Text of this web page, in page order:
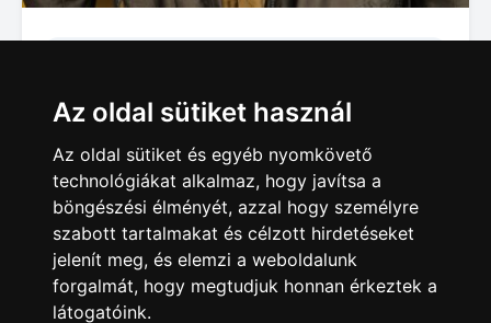
Az oldal sütiket használ
Az oldal sütiket és egyéb nyomkövető
technológiákat alkalmaz, hogy javítsa a
böngészési élményét, azzal hogy személyre
szabott tartalmakat és célzott hirdetéseket
jelenít meg, és elemzi a weboldalunk
forgalmát, hogy megtudjuk honnan érkeztek a
látogatóink.
25 000 Ft
Debrecen
Hirdetésfeladás